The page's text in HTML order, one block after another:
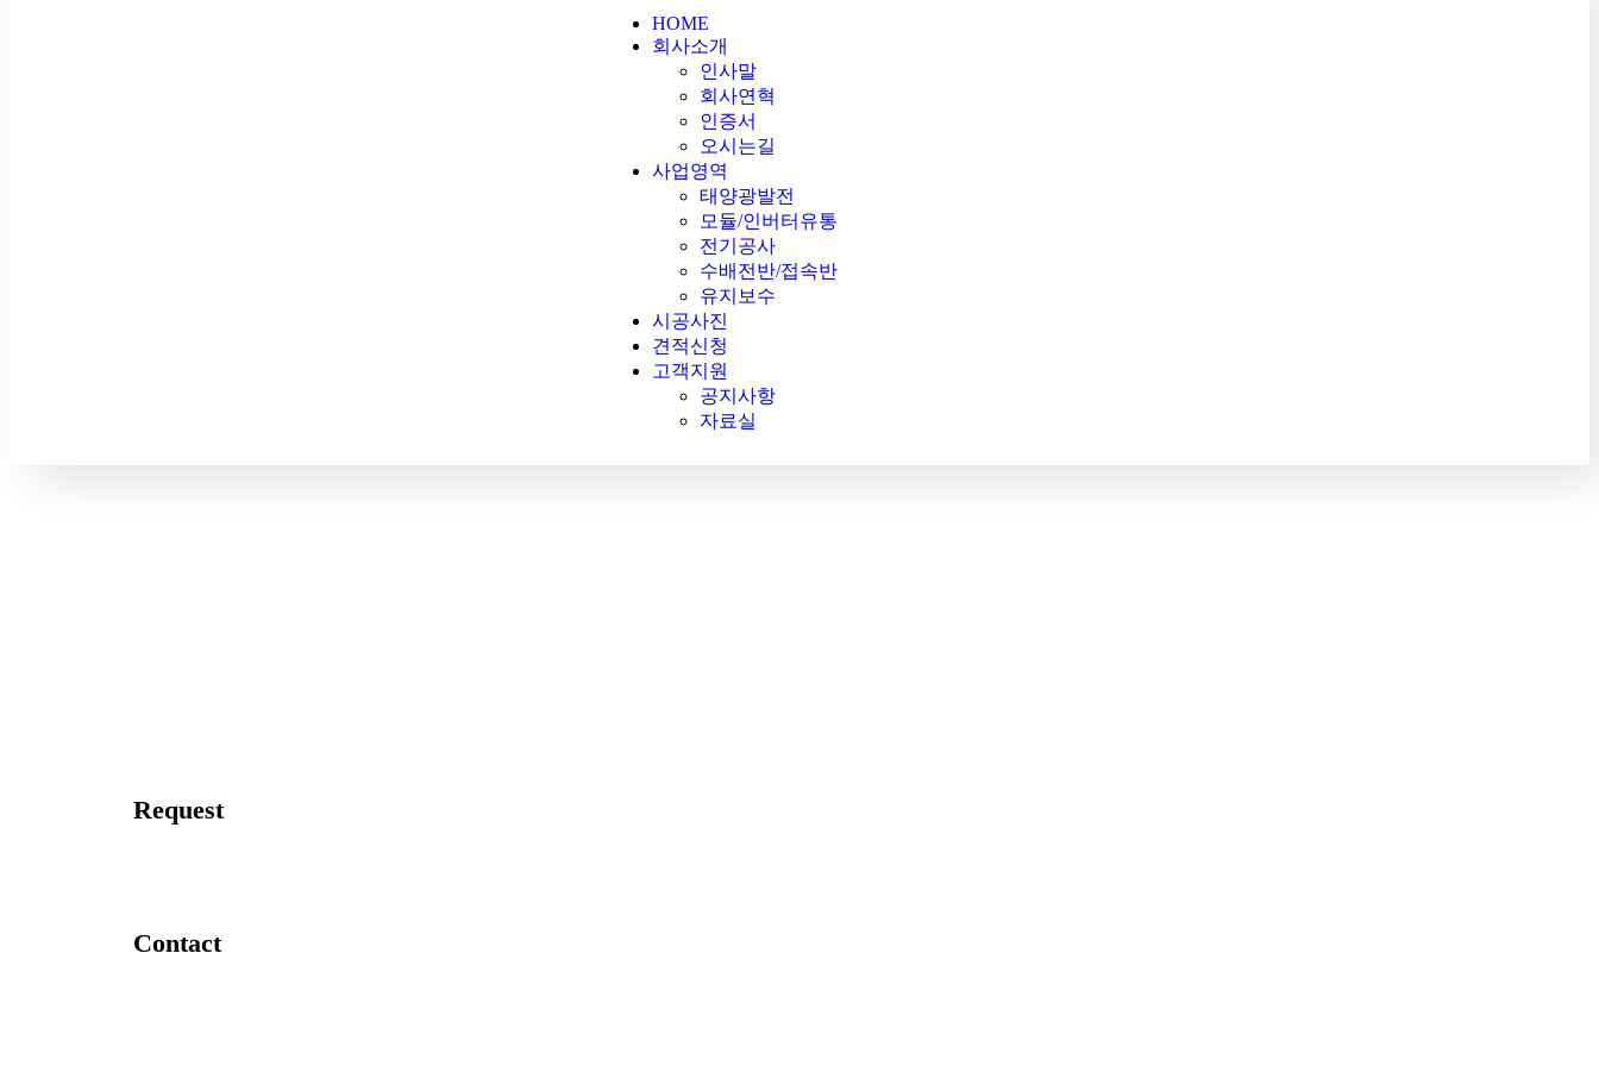
HOME
회사소개
인사말
회사연혁
인증서
오시는길
사업영역
태양광발전
모듈/인버터유통
전기공사
수배전반/접속반
유지보수
시공사진
견적신청
고객지원
공지사항
자료실
Request
Contact